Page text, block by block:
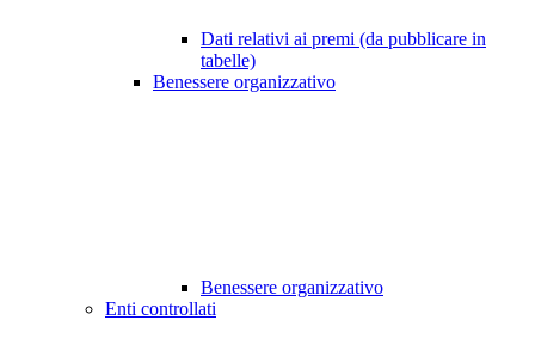
Dati relativi ai premi (da pubblicare in
tabelle)
Benessere organizzativo
Benessere organizzativo
Enti controllati